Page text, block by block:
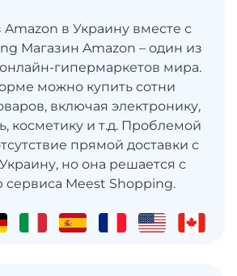
Amazon в Украину вместе с
Магазин Amazon – один из
гипермаркетов мира.
можно купить сотни
включая электронику,
косметику и т.д. Проблемой
прямой доставки с
но она решается с
Meest Shopping.